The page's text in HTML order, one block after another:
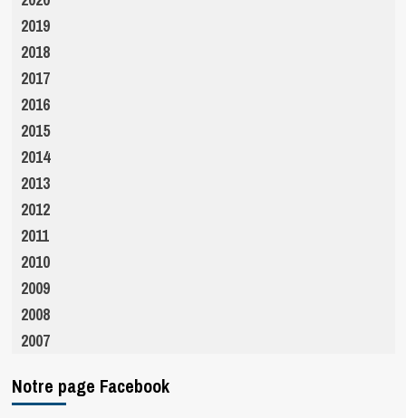
2019
2018
2017
2016
2015
2014
2013
2012
2011
2010
2009
2008
2007
Notre page Facebook